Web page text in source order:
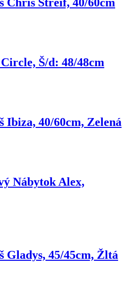
Chris Streif, 40/60cm
Š/d: 48/48cm
Ibiza, 40/60cm, Zelená
Nábytok Alex,
Gladys, 45/45cm, Žltá